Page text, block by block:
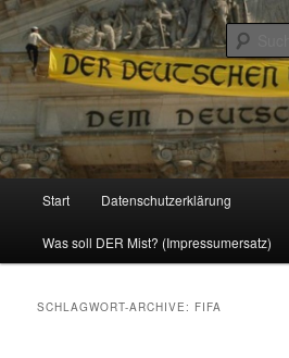
Reizzentrum
Politik, Wirtschaft, Soziales und Gesellschaft
Zum
Inhalt
Zum
sekundären
Start Datenschutzerklärung
Was soll DER Mist? (Impressumersatz)
SCHLAGWORT-ARCHIVE: FIFA